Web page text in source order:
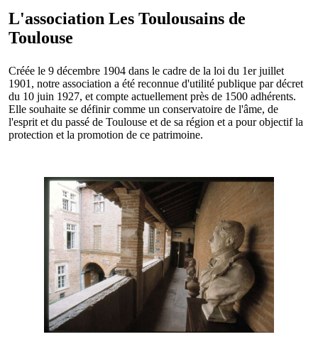
L'association Les Toulousains de
Toulouse
Créée le 9 décembre 1904 dans le cadre de la loi du 1er juillet
1901, notre association a été reconnue d'utilité publique par décret
du 10 juin 1927, et compte actuellement près de 1500 adhérents.
Elle souhaite se définir comme un conservatoire de l'âme, de
l'esprit et du passé de Toulouse et de sa région et a pour objectif la
protection et la promotion de ce patrimoine.